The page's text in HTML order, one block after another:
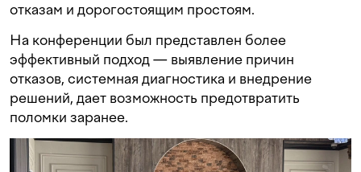
отказам и дорогостоящим простоям.
На конференции был представлен более
эффективный подход — выявление причин
отказов, системная диагностика и внедрение
решений, дает возможность предотвратить
поломки заранее.